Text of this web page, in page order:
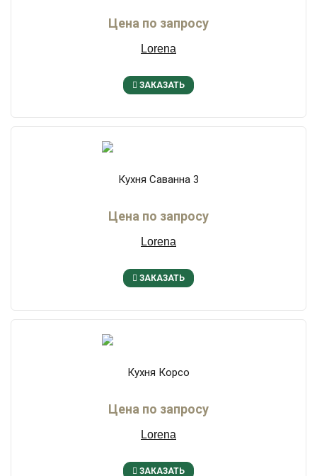
Цена по запросу
Lorena
ЗАКАЗАТЬ
Кухня Саванна 3
Цена по запросу
Lorena
ЗАКАЗАТЬ
Кухня Корсо
Цена по запросу
Lorena
ЗАКАЗАТЬ